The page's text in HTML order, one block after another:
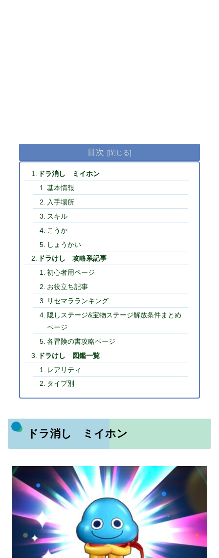
目次
ドラ消し ミイホン
基本情報
入手場所
スキル
こうか
しょうかい
ドラけし 攻略系記事
初心者用ページ
お役立ち記事
リセマラランキング
隠しステージ&宝物ステージ解放条件まとめ
ページ
各冒険の書攻略ページ
ドラけし 図鑑一覧
レアリティ
タイプ別
ドラ消し ミイホン